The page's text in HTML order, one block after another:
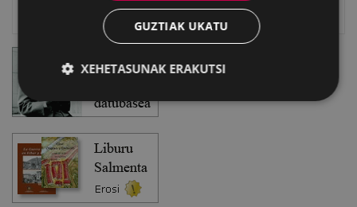
GUZTIAK UKATU
XEHETASUNAK ERAKUTSI